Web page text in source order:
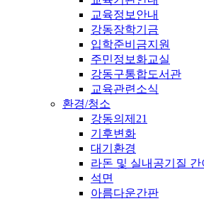
교육정보안내
강동장학기금
입학준비금지원
주민정보화교실
강동구통합도서관
교육관련소식
환경/청소
강동의제21
기후변화
대기환경
라돈 및 실내공기질
석면
아름다운간판